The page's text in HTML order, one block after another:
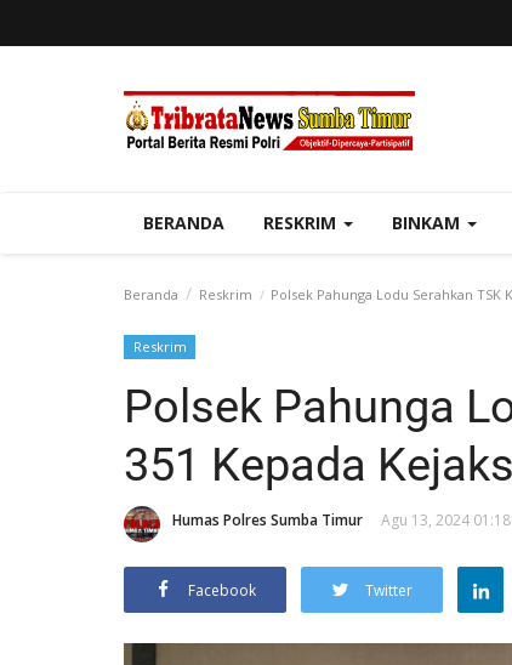
BERANDA RESKRIM BINKAM
Beranda Reskrim Polsek Pahunga Lodu Serahkan TSK
Reskrim
Polsek Pahunga
351 Kepada
Humas Polres Sumba Timur Agu 13, 2024 01:18
Facebook Twitter